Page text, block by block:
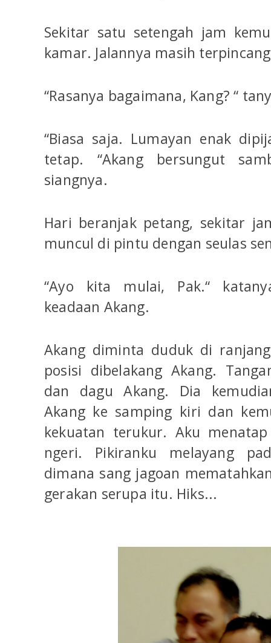
Sekitar satu setengah jam
kamar. Jalannya masih
“Rasanya bagaimana, Kang? “
“Biasa saja. Lumayan enak
tetap. “Akang bersungut
siangnya.
Hari beranjak petang, sekitar
muncul di pintu dengan seulas
“Ayo kita mulai, Pak.“
keadaan Akang.
Akang diminta duduk di
posisi dibelakang Akang.
dan dagu Akang. Dia
Akang ke samping kiri dan
kekuatan terukur. Aku
ngeri. Pikiranku melayang
dimana sang jagoan
gerakan serupa itu. Hiks...